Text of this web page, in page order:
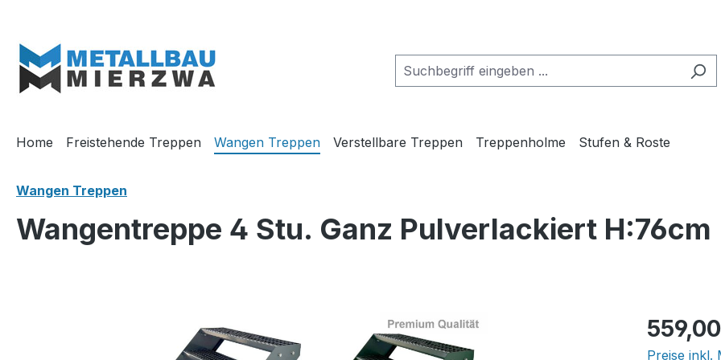
Home Freistehende Treppen Wangen Treppen Verstellbare Treppen Treppenholme Stufen & Roste
Wangen Treppen
Wangentreppe 4 Stu. Ganz Pulverlackiert H:76cm
Regulärer
Preise inkl.